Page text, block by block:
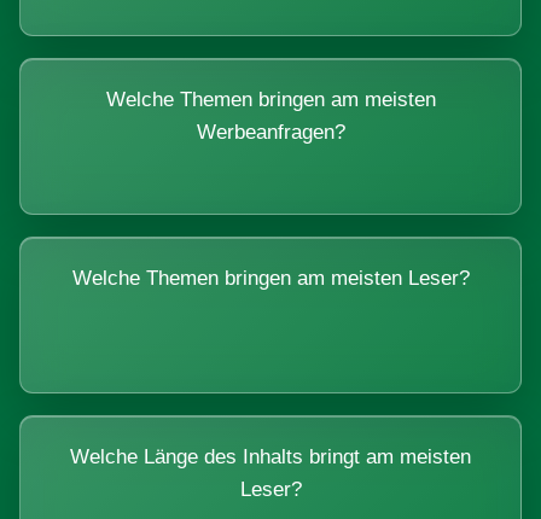
Welche Themen bringen am meisten
Werbeanfragen?
Welche Themen bringen am meisten Leser?
Welche Länge des Inhalts bringt am meisten
Leser?